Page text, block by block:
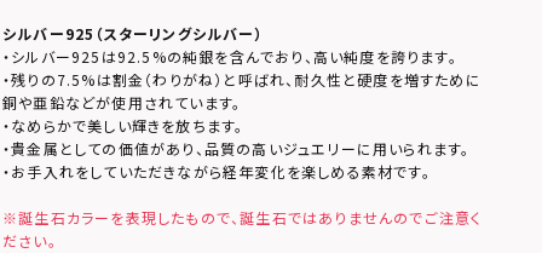
シルバー925（スターリングシルバー）
・シルバー925は92.5%の純銀を含んでおり、高い純度を誇ります。
・残りの7.5%は割金（わりがね）と呼ばれ、耐久性と硬度を増すために
銅や亜鉛などが使用されています。
・なめらかで美しい輝きを放ちます。
・貴金属としての価値があり、品質の高いジュエリーに用いられます。
・お手入れをしていただきながら経年変化を楽しめる素材です。
※誕生石カラーを表現したもので、誕生石ではありませんのでご注意く
ださい。